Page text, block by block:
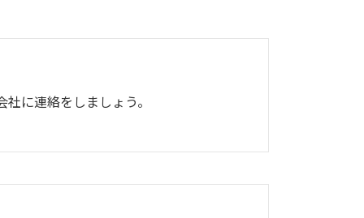
に連絡をしましょう。